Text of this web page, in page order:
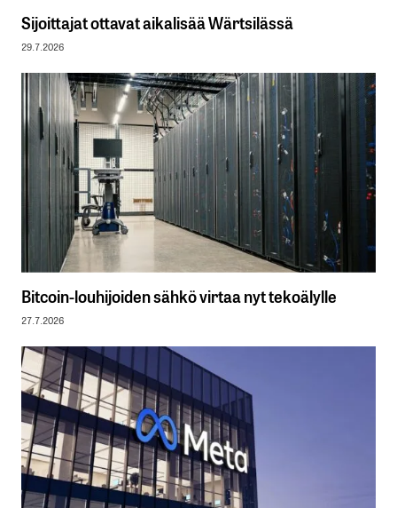
Sijoittajat ottavat aikalisää Wärtsilässä
29.7.2026
Bitcoin-louhijoiden sähkö virtaa nyt tekoälylle
27.7.2026